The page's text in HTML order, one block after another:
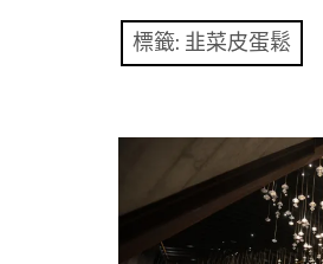
標籤: 韭菜皮蛋鬆